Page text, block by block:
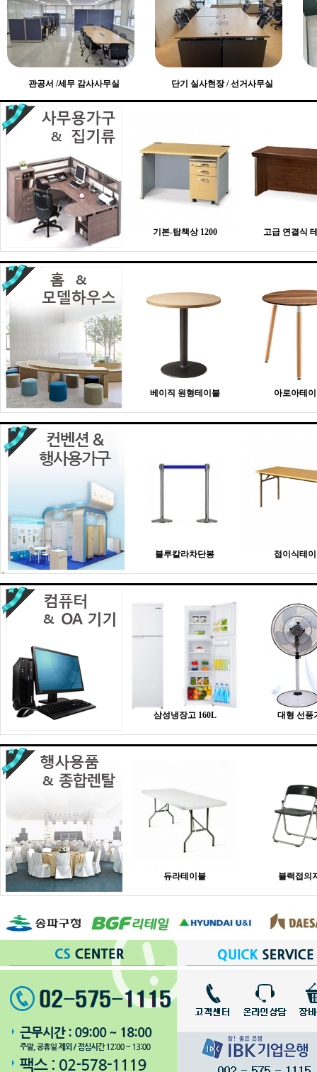
관공서 /세무 감사사무실 단기 실사현장 / 선거사무실
기본-탑책상 1200 고급 연결식
베이직 원형테이블 아로아테
블루칼라차단봉 접이식테
삼성냉장고 160L 대형 선풍
듀라테이블 블랙접의